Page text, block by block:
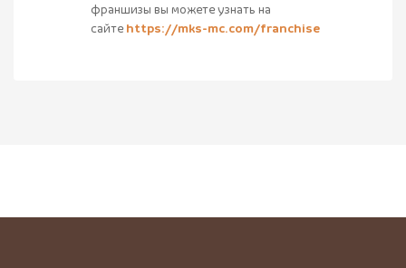
франшизы вы можете узнать на
сайте https://mks-mc.com/franchise